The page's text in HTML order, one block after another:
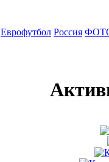
Еврофутбол Россия